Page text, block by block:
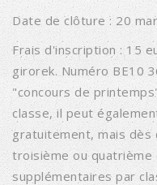
Date de clôture : 20
Frais d'inscription : 15
girorek. Numéro BE10
"concours de
classe, il peut
gratuitement, mais dès
troisième ou quatrième
supplémentaires par